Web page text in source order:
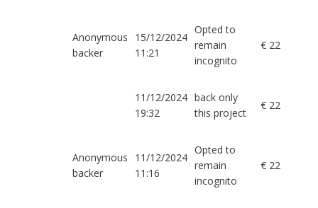
Anonymous
backer
15/12/2024
11:21
Opted to
remain
incognito
€ 22
11/12/2024
19:32
back only
this project
€ 22
Anonymous
backer
11/12/2024
11:16
Opted to
remain
incognito
€ 22